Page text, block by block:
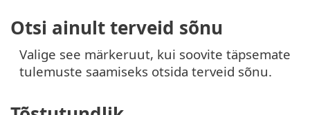
Otsi ainult terveid sõnu
Valige see märkeruut, kui soovite täpsemate
tulemuste saamiseks otsida terveid sõnu.